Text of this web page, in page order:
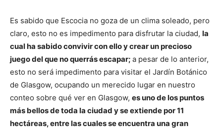
Es sabido que Escocia no goza de un clima soleado, pero
claro, esto no es impedimento para disfrutar la ciudad, la
cual ha sabido convivir con ello y crear un precioso
juego del que no querrás escapar; a pesar de lo anterior,
esto no será impedimento para visitar el Jardín Botánico
de Glasgow, ocupando un merecido lugar en nuestro
conteo sobre qué ver en Glasgow, es uno de los puntos
más bellos de toda la ciudad y se extiende por 11
hectáreas, entre las cuales se encuentra una gran